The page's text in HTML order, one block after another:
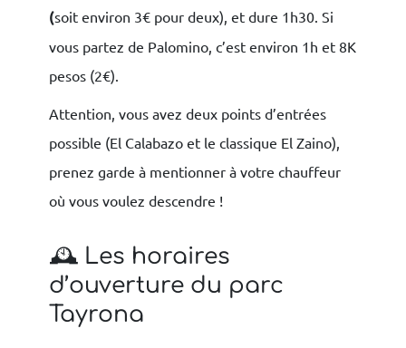
(soit environ 3€ pour deux), et dure 1h30. Si
vous partez de Palomino, c’est environ 1h et 8K
pesos (2€).
Attention, vous avez deux points d’entrées
possible (El Calabazo et le classique El Zaino),
prenez garde à mentionner à votre chauffeur
où vous voulez descendre !
🕰️ Les horaires
d’ouverture du parc
Tayrona